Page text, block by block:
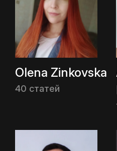
Olena Zinkovska
40 статей